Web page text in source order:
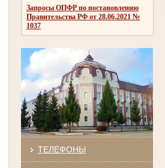
Запросы ОПФР по постановлению
Правительства РФ от 28.06.2021 №
1037
ТЕЛЕФОНЫ